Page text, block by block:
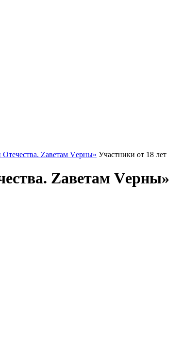
Zаветам Vерны» Участники от 18 лет
Zаветам Vерны»